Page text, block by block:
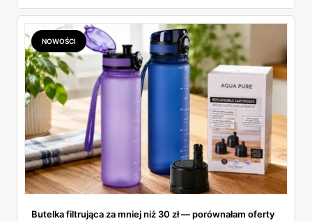
znalazłam, z cenami i terminami.
NOWOŚCI
Butelka filtrująca za mniej niż 30 zł — porównałam oferty